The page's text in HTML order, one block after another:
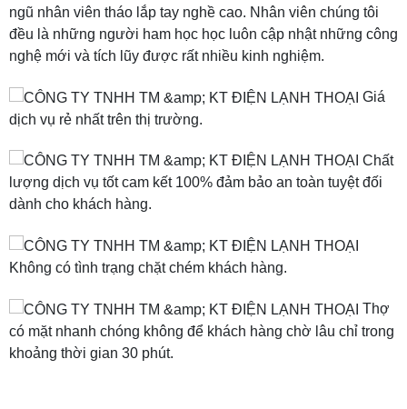
ngũ nhân viên tháo lắp tay nghề cao. Nhân viên chúng tôi
đều là những người ham học học luôn cập nhật những công
nghệ mới và tích lũy được rất nhiều kinh nghiệm.
Giá
dịch vụ rẻ nhất trên thị trường.
Chất
lượng dịch vụ tốt cam kết 100% đảm bảo an toàn tuyệt đối
dành cho khách hàng.
Không có tình trạng chặt chém khách hàng.
Thợ
có mặt nhanh chóng không để khách hàng chờ lâu chỉ trong
khoảng thời gian 30 phút.